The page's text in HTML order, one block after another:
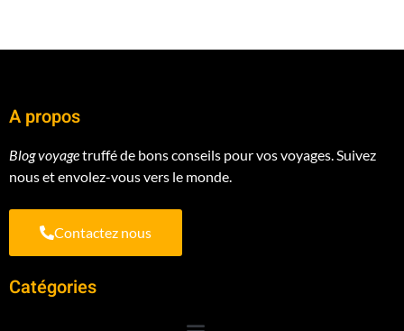
A propos
Blog voyagetruffé de bons conseils pour vos voyages. Suivez
nous et envolez-vous vers le monde.
Contactez nous
Catégories